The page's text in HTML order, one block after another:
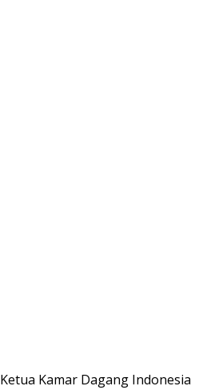
Ketua Kamar Dagang Indonesia